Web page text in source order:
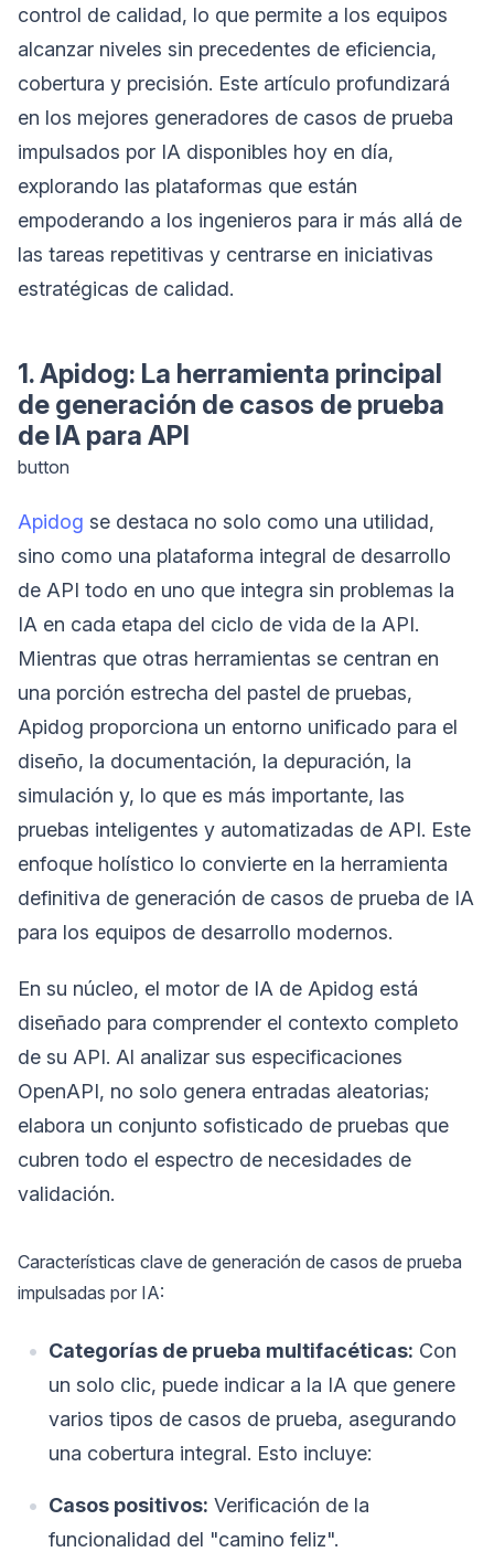
control de calidad, lo que permite a los equipos
alcanzar niveles sin precedentes de eficiencia,
cobertura y precisión. Este artículo profundizará
en los mejores generadores de casos de prueba
impulsados por IA disponibles hoy en día,
explorando las plataformas que están
empoderando a los ingenieros para ir más allá de
las tareas repetitivas y centrarse en iniciativas
estratégicas de calidad.
1. Apidog: La herramienta principal
de generación de casos de prueba
de IA para API
button
Apidog se destaca no solo como una utilidad,
sino como una plataforma integral de desarrollo
de API todo en uno que integra sin problemas la
IA en cada etapa del ciclo de vida de la API.
Mientras que otras herramientas se centran en
una porción estrecha del pastel de pruebas,
Apidog proporciona un entorno unificado para el
diseño, la documentación, la depuración, la
simulación y, lo que es más importante, las
pruebas inteligentes y automatizadas de API. Este
enfoque holístico lo convierte en la herramienta
definitiva de generación de casos de prueba de IA
para los equipos de desarrollo modernos.
En su núcleo, el motor de IA de Apidog está
diseñado para comprender el contexto completo
de su API. Al analizar sus especificaciones
OpenAPI, no solo genera entradas aleatorias;
elabora un conjunto sofisticado de pruebas que
cubren todo el espectro de necesidades de
validación.
Características clave de generación de casos de prueba
impulsadas por IA:
Categorías de prueba multifacéticas: Con
un solo clic, puede indicar a la IA que genere
varios tipos de casos de prueba, asegurando
una cobertura integral. Esto incluye:
Casos positivos: Verificación de la
funcionalidad del "camino feliz".